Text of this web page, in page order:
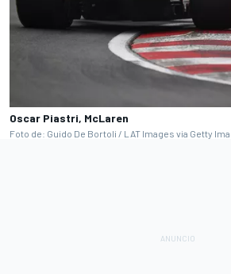
Oscar Piastri, McLaren
Foto de: Guido De Bortoli / LAT Images via Getty